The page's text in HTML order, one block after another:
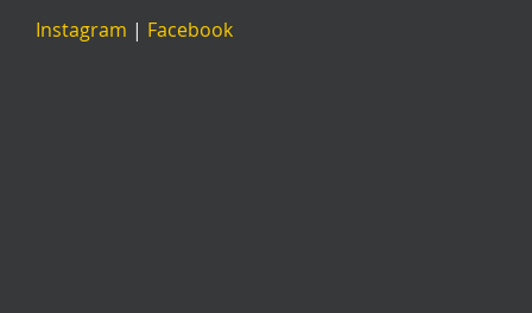
Instagram | Facebook